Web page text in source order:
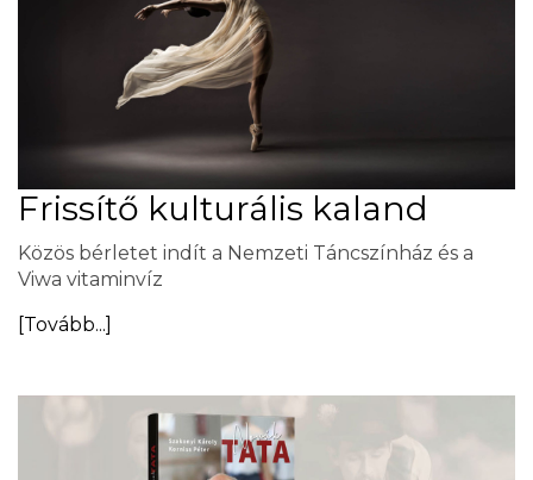
Frissítő kulturális kaland
Közös bérletet indít a Nemzeti Táncszínház és a
Viwa vitaminvíz
[Tovább...]